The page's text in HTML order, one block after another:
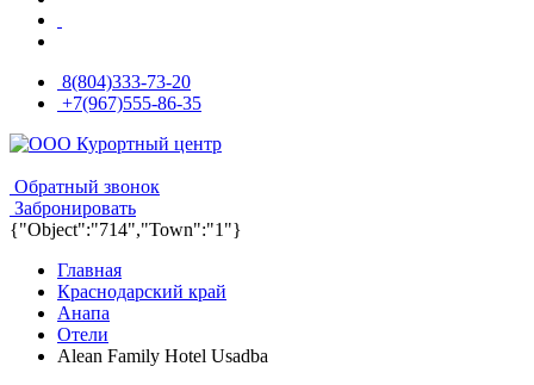
8(804)333-73-20
+7(967)555-86-35
Обратный звонок
Забронировать
{"Object":"714","Town":"1"}
Главная
Краснодарский край
Анапа
Отели
Alean Family Hotel Usadba